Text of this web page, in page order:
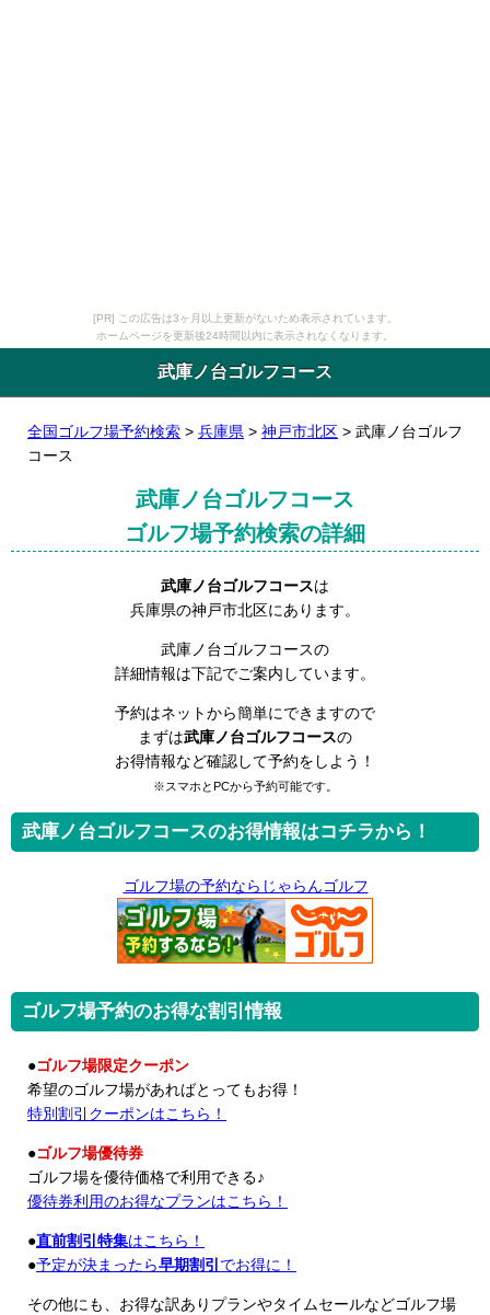
[PR] この広告は3ヶ月以上更新がないため表示されています。
ホームページを更新後24時間以内に表示されなくなります。
武庫ノ台ゴルフコース
全国ゴルフ場予約検索 > 兵庫県 > 神戸市北区 > 武庫ノ台ゴルフ
コース
武庫ノ台ゴルフコース
ゴルフ場予約検索の詳細
武庫ノ台ゴルフコースは
兵庫県の神戸市北区にあります。
武庫ノ台ゴルフコースの
詳細情報は下記でご案内しています。
予約はネットから簡単にできますので
まずは武庫ノ台ゴルフコースの
お得情報など確認して予約をしよう！
※スマホとPCから予約可能です。
武庫ノ台ゴルフコースのお得情報はコチラから！
ゴルフ場の予約ならじゃらんゴルフ
ゴルフ場予約のお得な割引情報
●ゴルフ場限定クーポン
希望のゴルフ場があればとってもお得！
特別割引クーポンはこちら！
●ゴルフ場優待券
ゴルフ場を優待価格で利用できる♪
優待券利用のお得なプランはこちら！
●直前割引特集はこちら！
●予定が決まったら早期割引 でお得に！
その他にも、お得な訳ありプランやタイムセールなどゴルフ場